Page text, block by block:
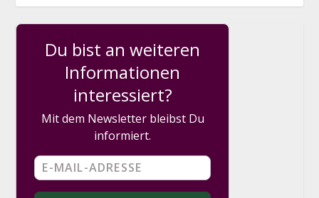
Du bist an weiteren
Informationen
interessiert?
Mit dem Newsletter bleibst Du
informiert.